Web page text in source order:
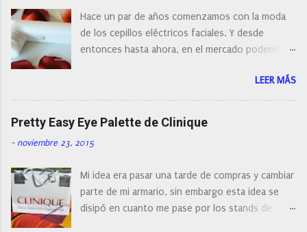
o
m
e
n
t
a
o
Hace un par de años comenzamos con la moda
de los cepillos eléctricos faciales. Y desde
entonces hasta ahora, en el mercado podemos
con diferentes características, a pilas, a batería,
cepillos de rotación o de oscilación... y
naturalmente de todos los precios. Existe en la
actualidad tal variedad, que antes de hacer la
compra debemos de hacernos unas preguntas:
post os voy a dar mi opinión de porque elegí mi
cepillo facial de Clinique
LEER MÁS
Pretty Easy Eye Palette de Clinique
- noviembre 23, 2015
Mi idea era pasar una tarde de compras y cambiar
parte de mi armario, sin embargo esta idea se
disipó en cuanto me pase por los stands de